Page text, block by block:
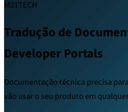
M21TECH
Tradução de
Developer Portals
Documentação técnica precisa
vão usar o seu produto em